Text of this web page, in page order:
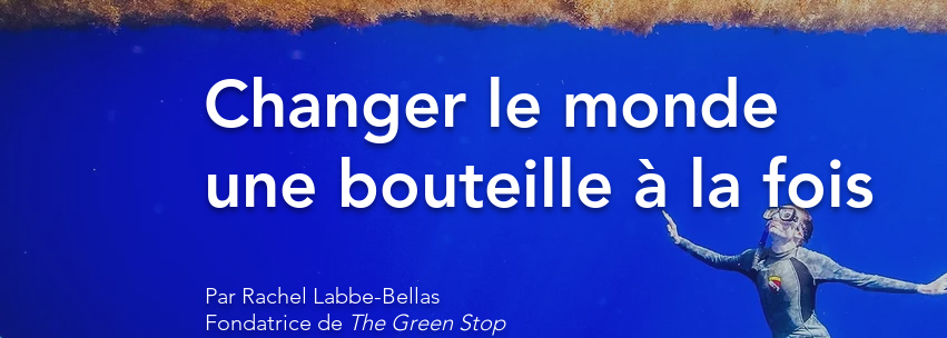
Changer le monde
une bouteille à la fois
Par Rachel Labbe-Bellas
Fondatrice de The Green Stop